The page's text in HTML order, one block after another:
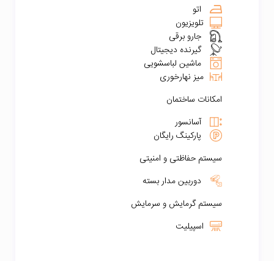
اتو
تلویزیون
جارو برقی
گیرنده دیجیتال
ماشین لباسشویی
میز نهارخوری
امکانات ساختمان
آسانسور
پارکینگ رایگان
سیستم حفاظتی و امنیتی
دوربین مدار بسته
سیستم گرمایش و سرمایش
اسپیلیت